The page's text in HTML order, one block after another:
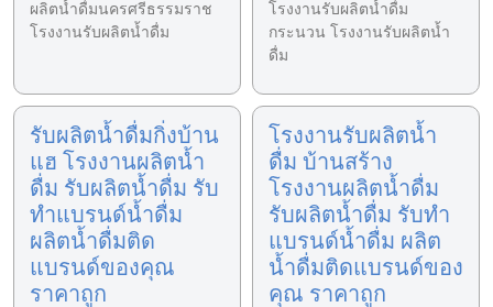
ผลิตน้ำดื่มนครศรีธรรมราช
โรงงานรับผลิตน้ำดื่ม
โรงงานรับผลิตน้ำดื่ม
กระนวน โรงงานรับผลิตน้ำ
ดื่ม
รับผลิตน้ำดื่มกิ่งบ้าน
แฮ โรงงานผลิตน้ำ
ดื่ม รับผลิตน้ำดื่ม รับ
ทำแบรนด์น้ำดื่ม
ผลิตน้ำดื่มติด
แบรนด์ของคุณ
ราคาถูก
โรงงานรับผลิตน้ำ
ดื่ม บ้านสร้าง
โรงงานผลิตน้ำดื่ม
รับผลิตน้ำดื่ม รับทำ
แบรนด์น้ำดื่ม ผลิต
น้ำดื่มติดแบรนด์ของ
คุณ ราคาถูก